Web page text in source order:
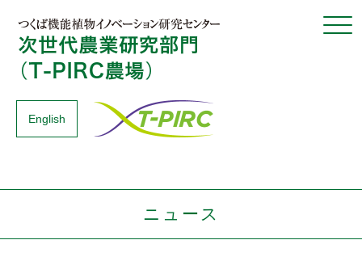
English
Click
ニュース